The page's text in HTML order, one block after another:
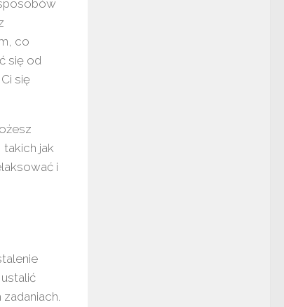
co
się od
się
jak
i